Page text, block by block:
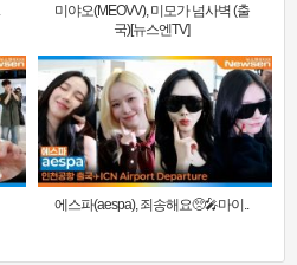
미야오(MEOVV), 미모가 넘사벽 (출
국)[뉴스엔TV]
에스파(aespa), 죄송해요🥺🎤마이..